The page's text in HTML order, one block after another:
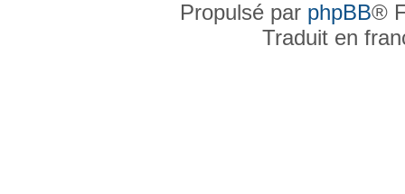
Propulsé par phpBB®
Traduit en